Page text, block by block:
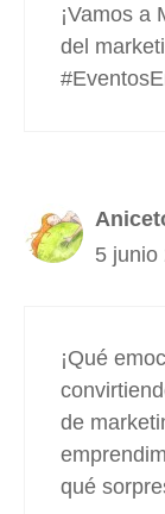
¡Vamos a
del
5 junio
¡Qué
de
qué